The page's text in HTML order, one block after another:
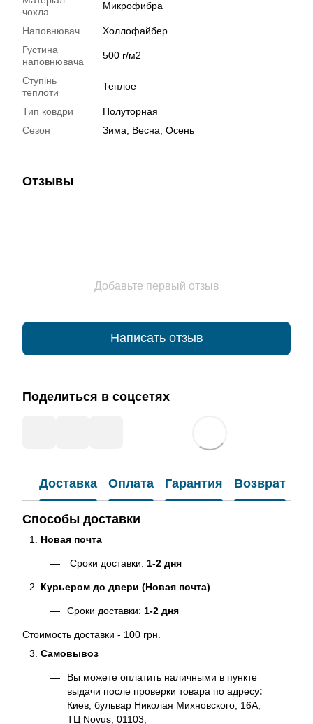
чохла
Микрофибра
Наповнювач
Холлофайбер
Густина
наповнювача
500 г/м2
Ступінь
теплоти
Теплое
Тип ковдри
Полуторная
Сезон
Зима, Весна, Осень
Отзывы
Добавьте первый отзыв
Написать отзыв
Поделиться в соцсетях
Доставка Оплата Гарантия Возврат
Способы доставки
Новая почта
Сроки доставки: 1-2 дня
Курьером до двери (Новая почта)
Сроки доставки: 1-2 дня
Стоимость доставки - 100 грн.
Самовывоз
Вы можете оплатить наличными в пункте
выдачи после проверки товара по адресу:
Киев, бульвар Николая Михновского, 16А,
ТЦ Novus, 01103;